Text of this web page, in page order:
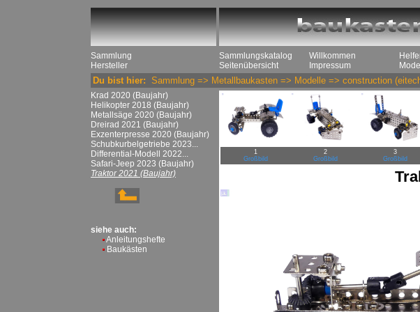
Sammlung
Hersteller
Sammlungskatalog
Seitenübersicht
Willkommen
Impressum
Du bist hier: Sammlung => Metallbaukasten => Modelle => construction
Krad 2020 (Baujahr)
Helikopter 2018 (Baujahr)
Metallsäge 2020 (Baujahr)
Dreirad 2021 (Baujahr)
Exzenterpresse 2020 (Baujahr)
Schubkurbelgetriebe 2023...
Differential-Modell 2022...
Safari-Jeep 2023 (Baujahr)
Traktor 2021 (Baujahr)
siehe auch:
Anleitungshefte
Baukästen
1
Großbild
2
Großbild
3
Großbild